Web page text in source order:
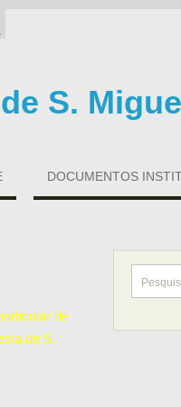
S.
DOCUMENTOS
de
de S.